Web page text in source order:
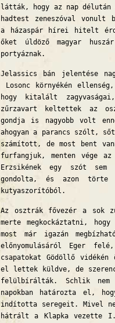
látták, hogy az nap délután
hadtest zeneszóval vonult
a házaspár hírei hitelt
őket úldöző magyar
portyáznak.
Jelassics bán jelentése
Losonc környékén
hogy kitalált
zűrzavart keltettek az
gondja is nagyobb volt
ahogyan a parancs szólt,
számított, de most bent
furfangjuk, menten vége
Erzsikének egy szót
gondolta, és azon törte
kutyaszorítóból.
Az osztrák fővezér a sok
merte megkockáztatni,
most már igazán
előnyomulásáról Eger
csapatokat Gödöllő
el lettek küldve, de
felülbírálták. Schlik
napokban határozta el,
indította seregeit. Mivel
hátrált a Klapka vezette